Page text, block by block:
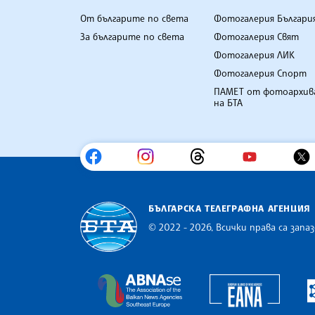
От българите по света
За българите по света
Фотогалерия
Фотогалерия Свят
Фотогалерия ЛИК
Фотогалерия Спорт
ПАМЕТ от
на БТА
БЪЛГАРСКА ТЕЛЕГРАФНА АГЕНЦИЯ
© 2022 - 2026, Всички права са
The Assocoation of the